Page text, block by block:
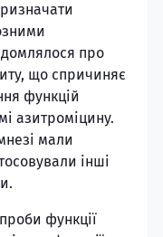
про
що спричиняє
функцій
азитроміцину.
мали
інші
функції